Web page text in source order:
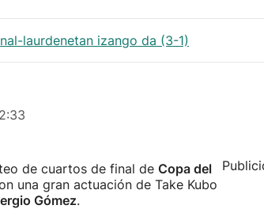
laurdenetan izango da (3-1)
de cuartos de final de Copa del
una gran actuación de Take Kubo
Gómez.